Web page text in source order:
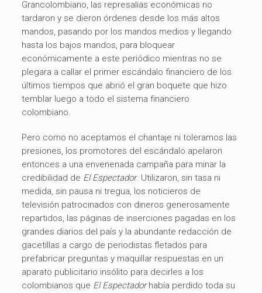
Grancolombiano, las represalias económicas no
tardaron y se dieron órdenes desde los más altos
mandos, pasando por los mandos medios y llegando
hasta los bajos mandos, para bloquear
económicamente a este periódico mientras no se
plegara a callar el primer escándalo financiero de los
últimos tiempos que abrió el gran boquete que hizo
temblar luego a todo el sistema financiero
colombiano.
Pero como no aceptamos el chantaje ni toleramos las
presiones, los promotores del escándalo apelaron
entonces a una envenenada campaña para minar la
credibilidad de El Espectador. Utilizaron, sin tasa ni
medida, sin pausa ni tregua, los noticieros de
televisión patrocinados con dineros generosamente
repartidos, las páginas de inserciones pagadas en los
grandes diarios del país y la abundante redacción de
gacetillas a cargo de periodistas fletados para
prefabricar preguntas y maquillar respuestas en un
aparato publicitario insólito para decirles a los
colombianos que El Espectadorhabía perdido toda su